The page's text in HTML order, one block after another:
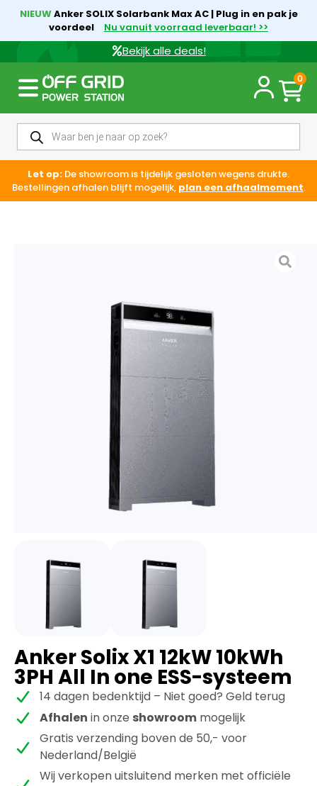
NIEUWAnker SOLIX Solarbank Max AC | Plug in en pak je
voordeel
Nu vanuit voorraad leverbaar! >>
Bekijk alle deals!
0
Let op: De showroom is tijdelijk gesloten wegens drukte.
Bestellingen afhalen blijft mogelijk, plan een afhaalmoment.
Anker Solix X1 12kW 10kWh
3PH All In one ESS-systeem
14 dagen bedenktijd – Niet goed? Geld terug
Afhalen in onze showroom mogelijk
Gratis verzending boven de 50,- voor
Nederland/België
Wij verkopen uitsluitend merken met officiële